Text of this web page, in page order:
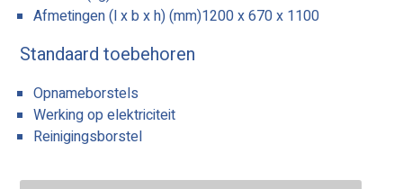
Afmetingen (l x b x h) (mm)1200 x 670 x 1100
Standaard toebehoren
Opnameborstels
Werking op elektriciteit
Reinigingsborstel